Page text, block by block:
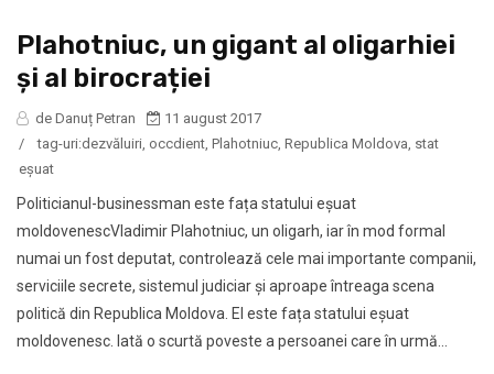
Plahotniuc, un gigant al oligarhiei
și al birocrației
de Danuț Petran
11 august 2017
/
tag-uri:dezvăluiri occdient Plahotniuc Republica Moldova stat
eșuat
Politicianul-businessman este fața statului eșuat
moldovenescVladimir Plahotniuc, un oligarh, iar în mod formal
numai un fost deputat, controlează cele mai importante companii,
serviciile secrete, sistemul judiciar și aproape întreaga scena
politică din Republica Moldova. El este fața statului eșuat
moldovenesc. Iată o scurtă poveste a persoanei care în urmă...